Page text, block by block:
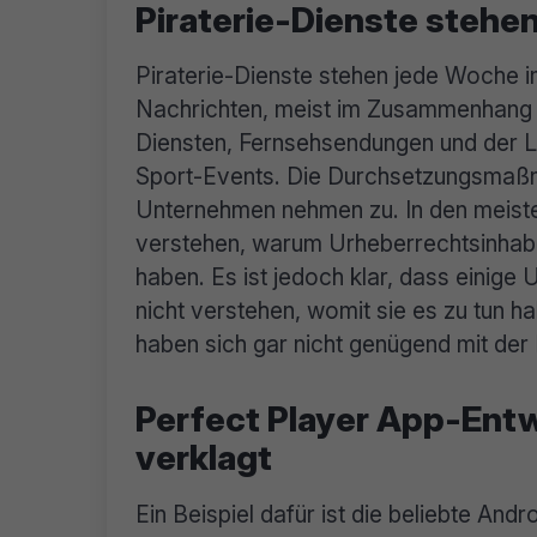
Piraterie-Dienste
Piraterie-Dienste stehen jede Woche
Nachrichten, meist im
Diensten, Fernsehsendungen und der
Sport-Events. Die
Unternehmen nehmen zu. In den
verstehen, warum
haben. Es ist jedoch klar, dass einige
nicht verstehen, womit sie es zu tun
haben sich gar nicht genügend mit
Perfect Player App-
verklagt
Ein Beispiel dafür ist die beliebte